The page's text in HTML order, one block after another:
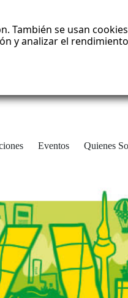
También se usan
y analizar el
Eventos Quienes